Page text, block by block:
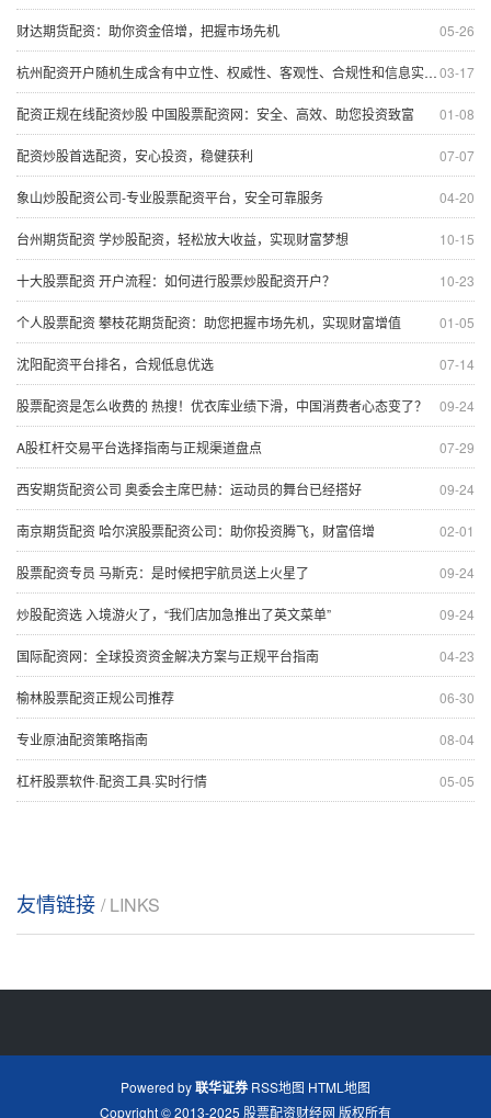
05-26
财达期货配资：助你资金倍增，把握市场先机
03-17
杭州配资开户随机生成含有中立性、权威性、客观性、合规性和信息实用性适合网站发布不超30字的标题
01-08
配资正规在线配资炒股 中国股票配资网：安全、高效、助您投资致富
07-07
配资炒股首选配资，安心投资，稳健获利
04-20
象山炒股配资公司-专业股票配资平台，安全可靠服务
10-15
台州期货配资 学炒股配资，轻松放大收益，实现财富梦想
10-23
十大股票配资 开户流程：如何进行股票炒股配资开户？
01-05
个人股票配资 攀枝花期货配资：助您把握市场先机，实现财富增值
07-14
沈阳配资平台排名，合规低息优选
09-24
股票配资是怎么收费的 热搜！优衣库业绩下滑，中国消费者心态变了？
07-29
A股杠杆交易平台选择指南与正规渠道盘点
09-24
西安期货配资公司 奥委会主席巴赫：运动员的舞台已经搭好
02-01
南京期货配资 哈尔滨股票配资公司：助你投资腾飞，财富倍增
09-24
股票配资专员 马斯克：是时候把宇航员送上火星了
09-24
炒股配资选 入境游火了，“我们店加急推出了英文菜单”
04-23
国际配资网：全球投资资金解决方案与正规平台指南
06-30
榆林股票配资正规公司推荐
08-04
专业原油配资策略指南
05-05
杠杆股票软件·配资工具·实时行情
友情链接 / LINKS
Powered by联华证券 RSS地图 HTML地图
Copyright© 2013-2025 股票配资财经网 版权所有